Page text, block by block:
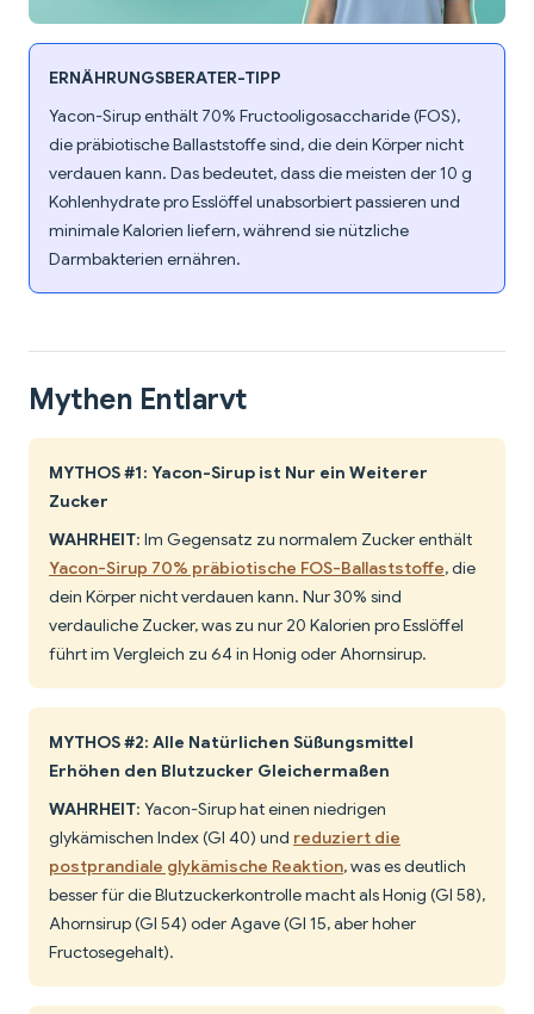
ERNÄHRUNGSBERATER-TIPP
Yacon-Sirup enthält 70% Fructooligosaccharide (FOS),
die präbiotische Ballaststoffe sind, die dein Körper nicht
verdauen kann. Das bedeutet, dass die meisten der 10 g
Kohlenhydrate pro Esslöffel unabsorbiert passieren und
minimale Kalorien liefern, während sie nützliche
Darmbakterien ernähren.
Mythen Entlarvt
MYTHOS #1: Yacon-Sirup ist Nur ein Weiterer
Zucker
WAHRHEIT: Im Gegensatz zu normalem Zucker enthält
Yacon-Sirup 70% präbiotische FOS-Ballaststoffe, die
dein Körper nicht verdauen kann. Nur 30% sind
verdauliche Zucker, was zu nur 20 Kalorien pro Esslöffel
führt im Vergleich zu 64 in Honig oder Ahornsirup.
MYTHOS #2: Alle Natürlichen Süßungsmittel
Erhöhen den Blutzucker Gleichermaßen
WAHRHEIT: Yacon-Sirup hat einen niedrigen
glykämischen Index (GI 40) und reduziert die
postprandiale glykämische Reaktion, was es deutlich
besser für die Blutzuckerkontrolle macht als Honig (GI 58),
Ahornsirup (GI 54) oder Agave (GI 15, aber hoher
Fructosegehalt).